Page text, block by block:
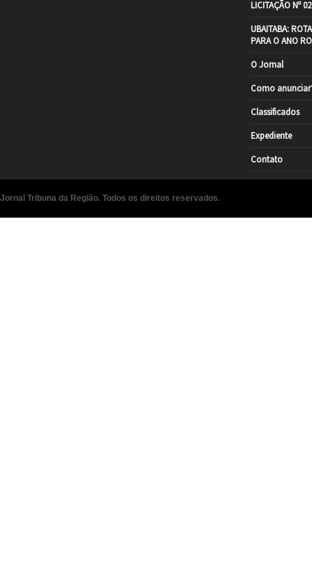
LICITAÇÃO Nº
UBAITABA:
PARA O ANO
O Jornal
Como
Classificados
Expediente
Contato
Jornal Tribuna da Região. Todos os direitos reservados.